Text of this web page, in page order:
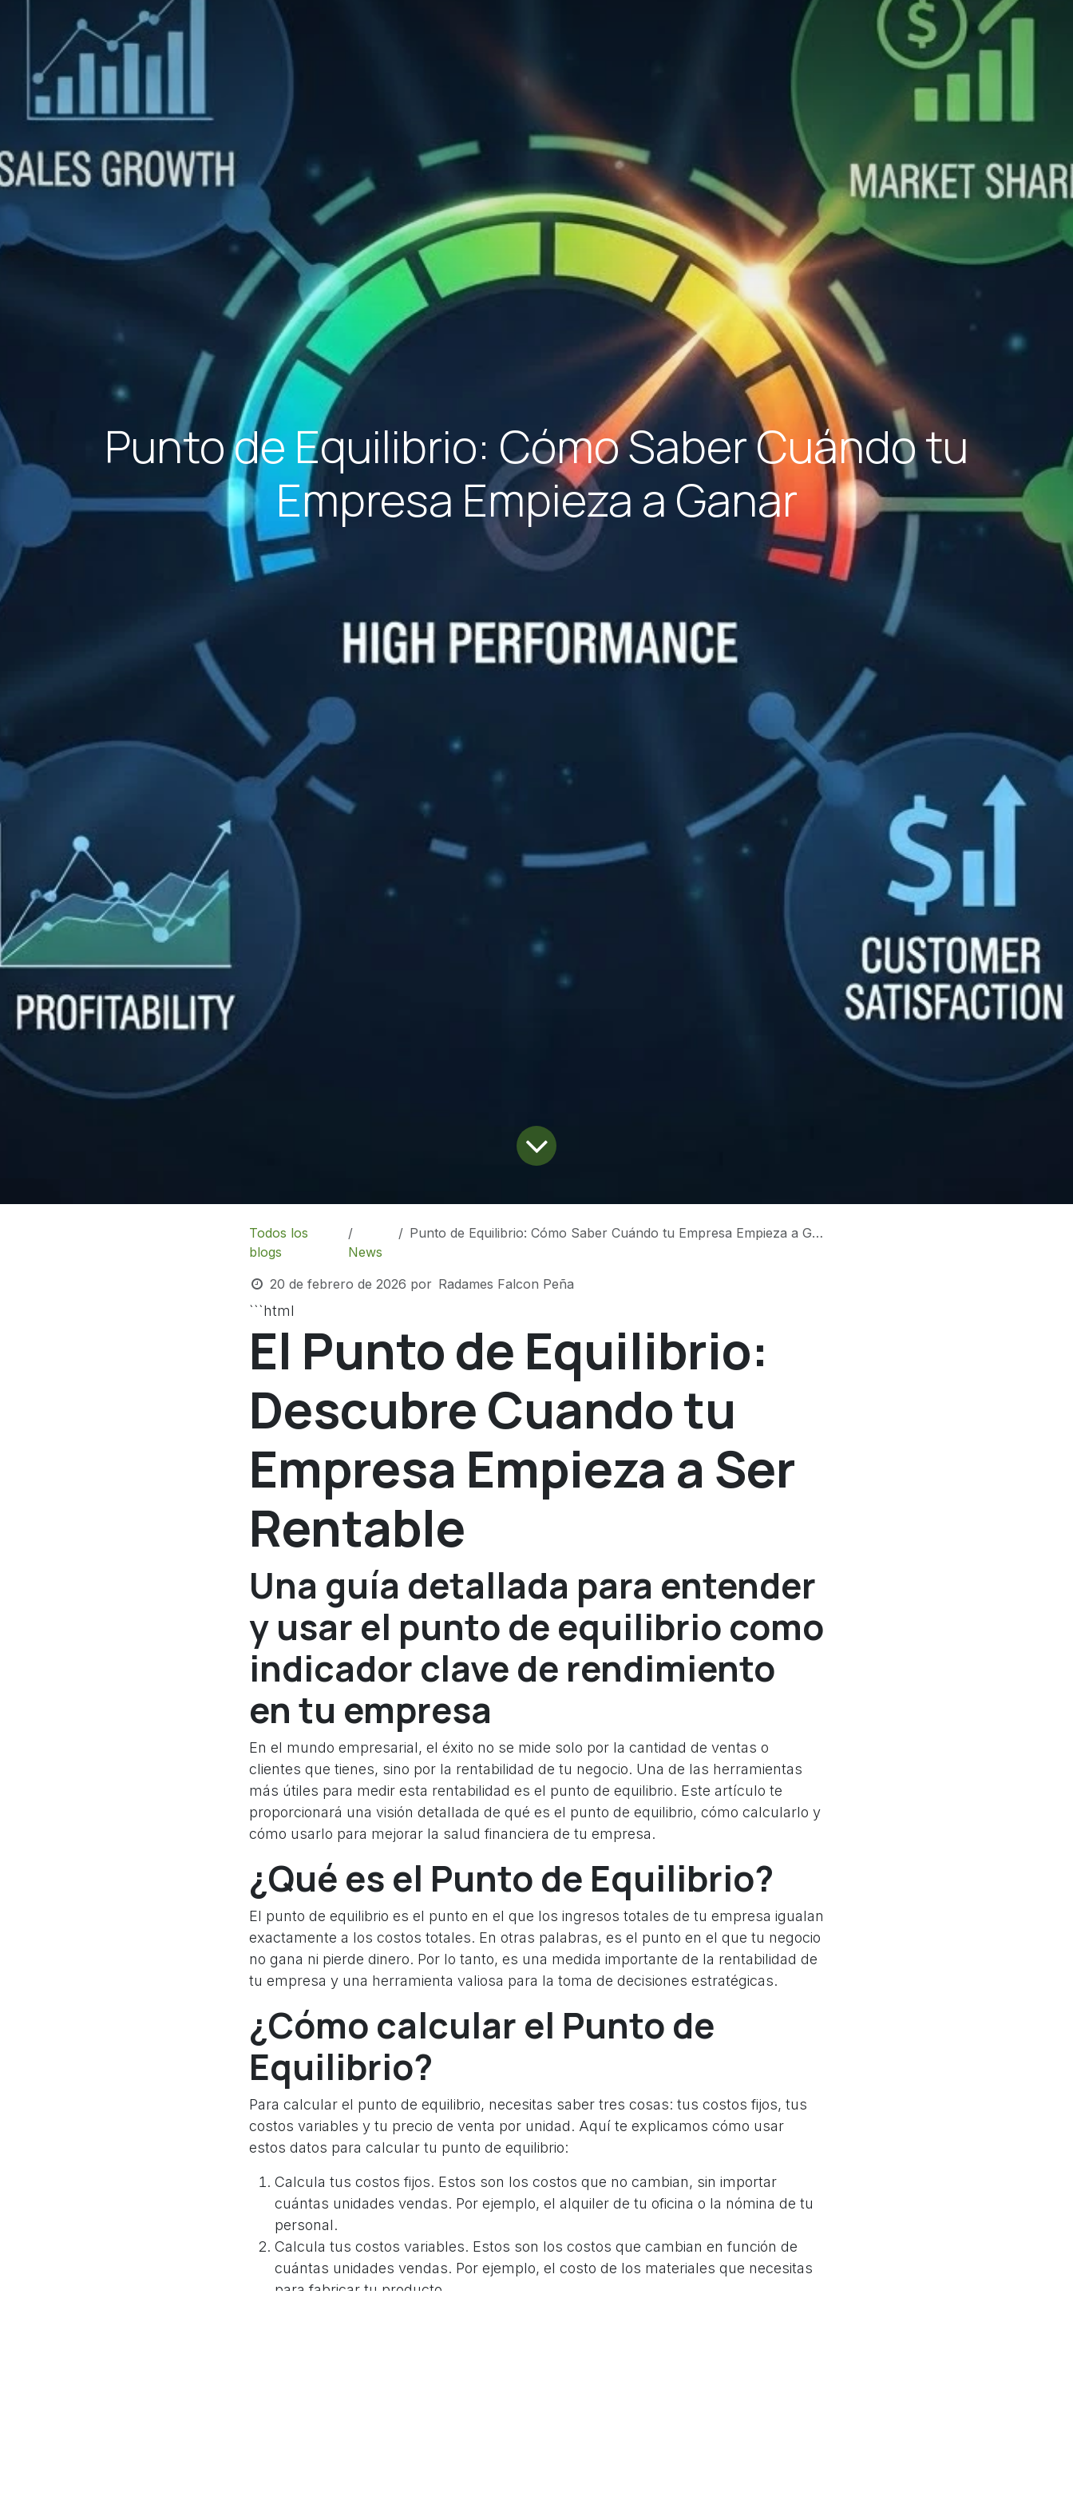
Punto de Equilibrio: Cómo Saber Cuándo tu
Empresa Empieza a Ganar
Todos los
blogs
News
Punto de Equilibrio: Cómo Saber Cuándo tu Empresa Empieza a Ganar
20 de febrero de 2026 por Radames Falcon Peña
```html
El Punto de Equilibrio:
Descubre Cuando tu
Empresa Empieza a Ser
Rentable
Una guía detallada para entender
y usar el punto de equilibrio como
indicador clave de rendimiento
en tu empresa
En el mundo empresarial, el éxito no se mide solo por la cantidad de ventas o
clientes que tienes, sino por la rentabilidad de tu negocio. Una de las herramientas
más útiles para medir esta rentabilidad es el punto de equilibrio. Este artículo te
proporcionará una visión detallada de qué es el punto de equilibrio, cómo calcularlo y
cómo usarlo para mejorar la salud financiera de tu empresa.
¿Qué es el Punto de Equilibrio?
El punto de equilibrio es el punto en el que los ingresos totales de tu empresa igualan
exactamente a los costos totales. En otras palabras, es el punto en el que tu negocio
no gana ni pierde dinero. Por lo tanto, es una medida importante de la rentabilidad de
tu empresa y una herramienta valiosa para la toma de decisiones estratégicas.
¿Cómo calcular el Punto de
Equilibrio?
Para calcular el punto de equilibrio, necesitas saber tres cosas: tus costos fijos, tus
costos variables y tu precio de venta por unidad. Aquí te explicamos cómo usar
estos datos para calcular tu punto de equilibrio:
Calcula tus costos fijos. Estos son los costos que no cambian, sin importar
cuántas unidades vendas. Por ejemplo, el alquiler de tu oficina o la nómina de tu
personal.
Calcula tus costos variables. Estos son los costos que cambian en función de
cuántas unidades vendas. Por ejemplo, el costo de los materiales que necesitas
para fabricar tu producto.